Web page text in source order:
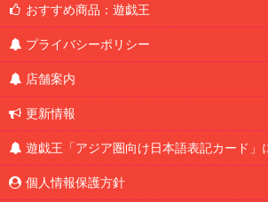
おすすめ商品：遊戯王
プライバシーポリシー
店舗案内
更新情報
遊戯王「アジア圏向け日本語表記カード」
個人情報保護方針